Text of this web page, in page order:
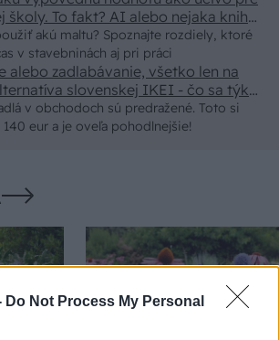
Do Not Process My Personal
akú maltu? Spoznajte rozdiely, ktoré
v stavebninách aj pri práci
nejaka kniha
15 minut , k tomu vodotesné s
kryštálikou. A rozdiel - schnutie a zretie. Nič?
v obchodoch sú predražené. Toto si
eur a je oveľa pohodlnejšie!
alebo zadlabávanie, všetko len na
slovenskej IKEI - čo sa týka
nedal veľa námahy s remeselným
No lepšie než ten odpad z DTD